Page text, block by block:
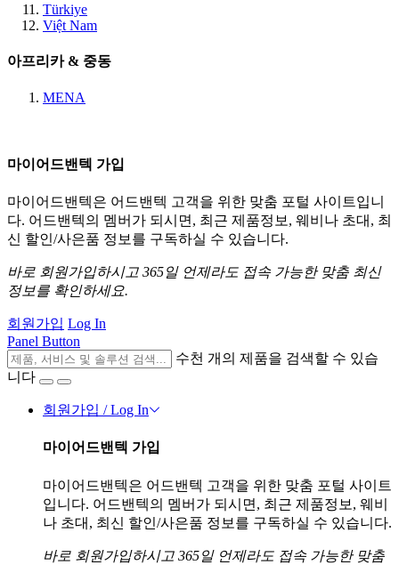
Türkiye
Việt Nam
아프리카 & 중동
MENA
마이어드밴텍 가입
마이어드밴텍은 어드밴텍 고객을 위한 맞춤 포털 사이트입니
다. 어드밴텍의 멤버가 되시면, 최근 제품정보, 웨비나 초대, 최
신 할인/사은품 정보를 구독하실 수 있습니다.
바로 회원가입하시고 365일 언제라도 접속 가능한 맞춤 최신
정보를 확인하세요.
회원가입 Log In
Panel Button
수천 개의 제품을 검색할 수 있습
니다
회원가입 / Log In
마이어드밴텍 가입
마이어드밴텍은 어드밴텍 고객을 위한 맞춤 포털 사이트
입니다. 어드밴텍의 멤버가 되시면, 최근 제품정보, 웨비
나 초대, 최신 할인/사은품 정보를 구독하실 수 있습니다.
바로 회원가입하시고 365일 언제라도 접속 가능한 맞춤